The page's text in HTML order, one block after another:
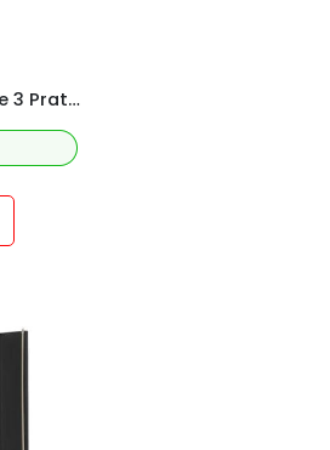
Armário de Aço com 2 Portas e 3 Prateleiras – Ideal para Escritórios e Empresas